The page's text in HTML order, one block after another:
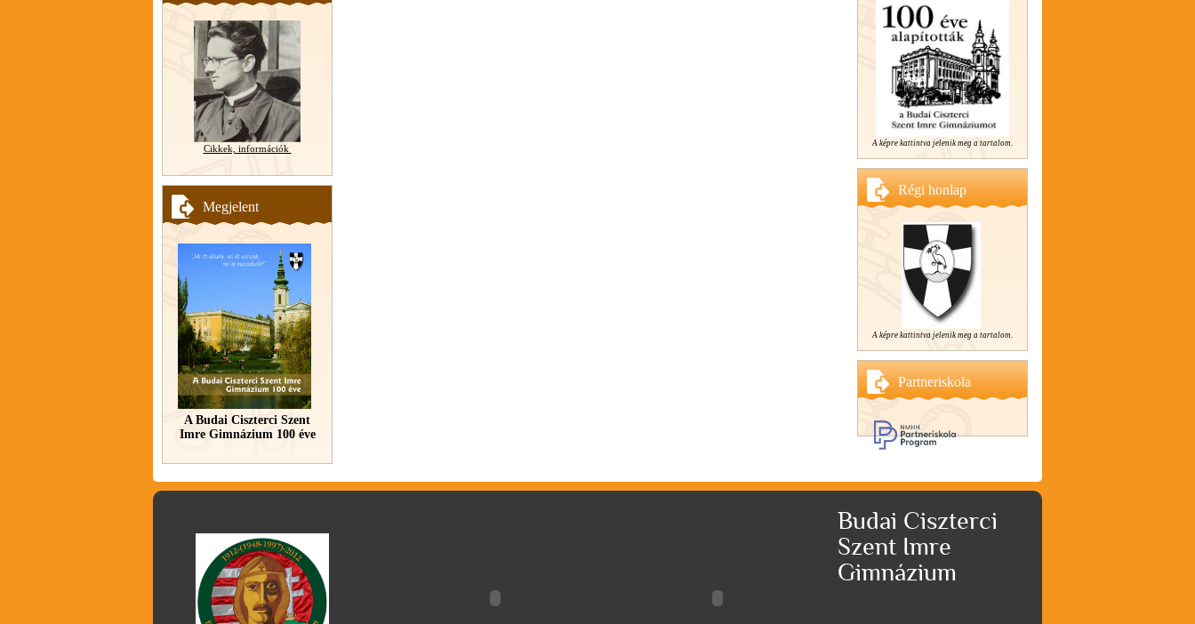
Cikkek, információk
Megjelent
A Budai Ciszterci Szent
Imre Gimnázium 100 éve
A képre kattintva jelenik meg a tartalom.
Régi honlap
A képre kattintva jelenik meg a tartalom.
Partneriskola
Budai Ciszterci
Szent Imre
Gimnázium